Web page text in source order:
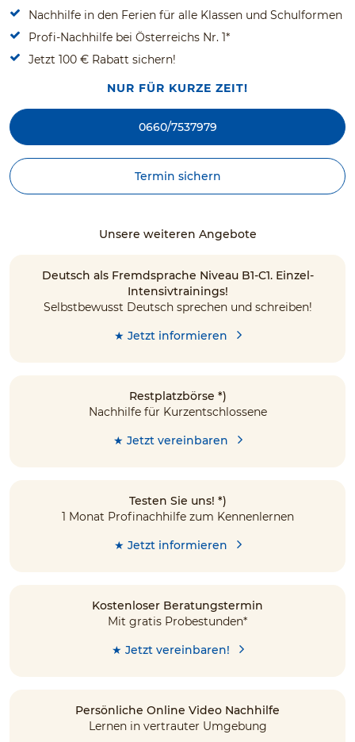
Nachhilfe in den Ferien für alle Klassen und Schulformen
Profi-Nachhilfe bei Österreichs Nr. 1*
Jetzt 100 € Rabatt sichern!
NUR FÜR KURZE ZEIT!
0660/7537979
Termin sichern
Unsere weiteren Angebote
Deutsch als Fremdsprache Niveau B1-C1. Einzel-
Intensivtrainings!
Selbstbewusst Deutsch sprechen und schreiben!
★ Jetzt informieren
Restplatzbörse *)
Nachhilfe für Kurzentschlossene
★ Jetzt vereinbaren
Testen Sie uns! *)
1 Monat Profinachhilfe zum Kennenlernen
★ Jetzt informieren
Kostenloser Beratungstermin
Mit gratis Probestunden*
★ Jetzt vereinbaren!
Persönliche Online Video Nachhilfe
Lernen in vertrauter Umgebung